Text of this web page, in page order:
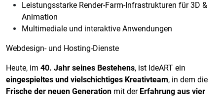
Leistungsstarke Render-Farm-Infrastrukturen für 3D &
Animation
Multimediale und interaktive Anwendungen
Webdesign- und Hosting-Dienste
Heute, im 40. Jahr seines Bestehens, ist IdeART ein
eingespieltes und vielschichtiges Kreativteam, in dem die
Frische der neuen Generation mit der Erfahrung aus vier